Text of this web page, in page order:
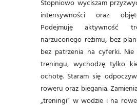
Stopniowo wyciszam
intensywności oraz
Podejmuję aktywność
narzuconego reżimu, bez
bez patrzenia na cyferki.
treningu, wychodzę tylko
ochotę. Staram się
roweru oraz biegania.
„treningi” w wodzie i na